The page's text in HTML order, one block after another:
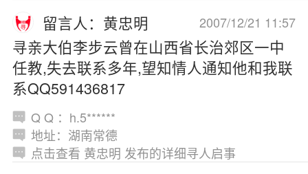
2007/12/21 11:57
留言人：黄忠明
寻亲大伯李步云曾在山西省长治郊区一中
任教,失去联系多年,望知情人通知他和我联
系QQ591436817
Q Q ：h.5******
地址：湖南常德
点击查看 黄忠明 发布的详细寻人启事